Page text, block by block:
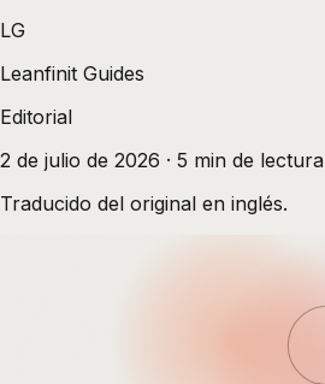
LG
Leanfinit Guides
Editorial
2 de julio de 2026 · 5 min de lectura
Traducido del original en inglés.